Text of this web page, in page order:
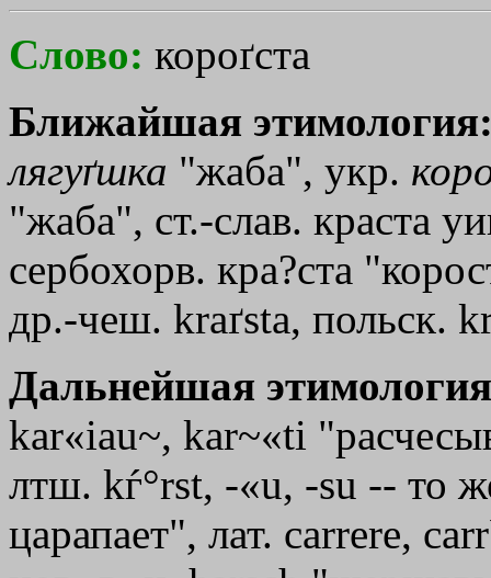
Слово: короґста
Ближайшая
лягуґшка "жаба", укр.
"жаба", ст.-слав. краста
сербохорв. кра?ста
др.-чеш. kraґsta, польск.
Дальнейшая
kar«iau~, kar~«ti
лтш. kѓ°rst, -«u, -su -- то
царапает", лат. саrrеrе,